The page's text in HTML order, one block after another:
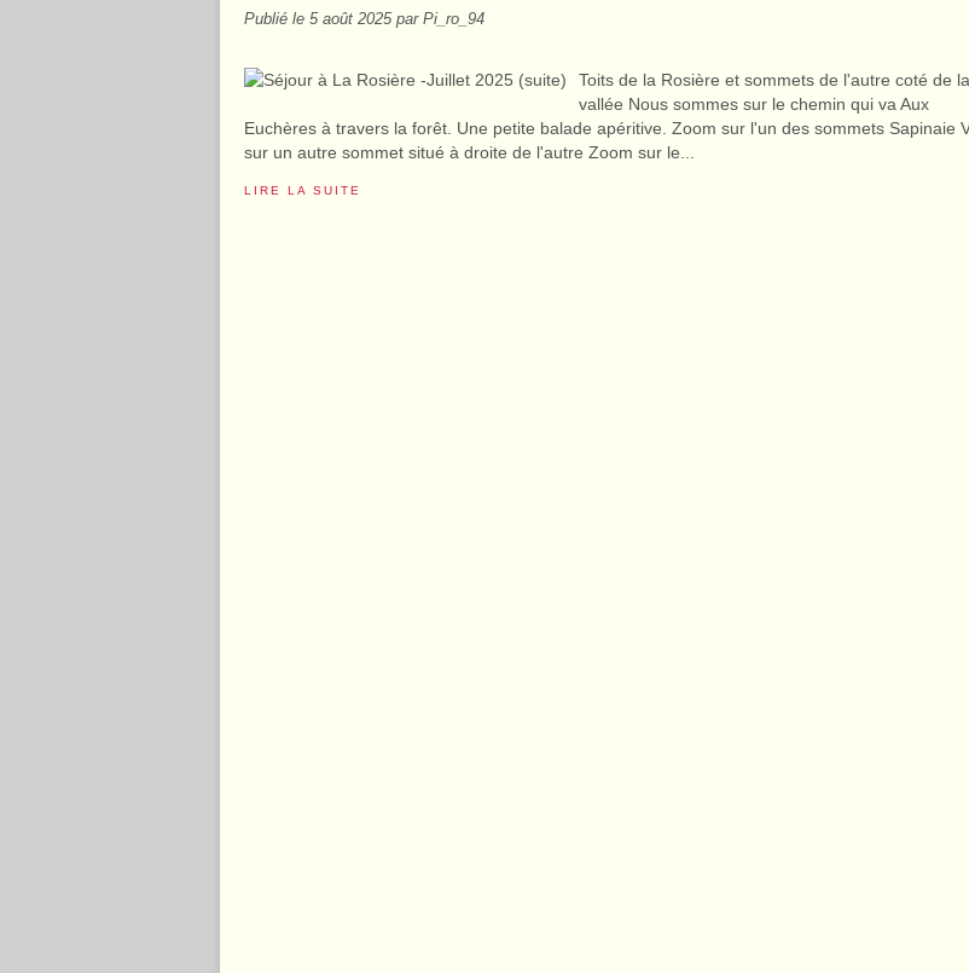
Publié le 5 août 2025 par Pi_ro_94
Toits de la Rosière et sommets de l'autre coté de la
vallée Nous sommes sur le chemin qui va Aux
Euchères à travers la forêt. Une petite balade apéritive. Zoom sur l'un des sommets Sapinaie
sur un autre sommet situé à droite de l'autre Zoom sur le...
LIRE LA SUITE